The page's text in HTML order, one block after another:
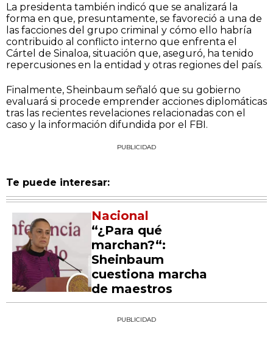
La presidenta también indicó que se analizará la
forma en que, presuntamente, se favoreció a una de
las facciones del grupo criminal y cómo ello habría
contribuido al conflicto interno que enfrenta el
Cártel de Sinaloa, situación que, aseguró, ha tenido
repercusiones en la entidad y otras regiones del país.
Finalmente, Sheinbaum señaló que su gobierno
evaluará si procede emprender acciones diplomáticas
tras las recientes revelaciones relacionadas con el
caso y la información difundida por el FBI.
PUBLICIDAD
Te puede interesar:
Nacional
“¿Para qué
marchan?“:
Sheinbaum
cuestiona marcha
de maestros
PUBLICIDAD